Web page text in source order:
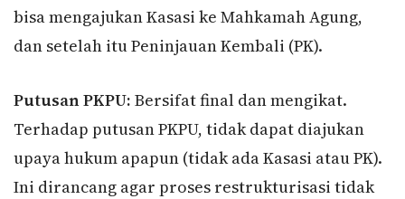
bisa mengajukan Kasasi ke Mahkamah Agung,
dan setelah itu Peninjauan Kembali (PK).
Putusan PKPU: Bersifat final dan mengikat.
Terhadap putusan PKPU, tidak dapat diajukan
upaya hukum apapun (tidak ada Kasasi atau PK).
Ini dirancang agar proses restrukturisasi tidak